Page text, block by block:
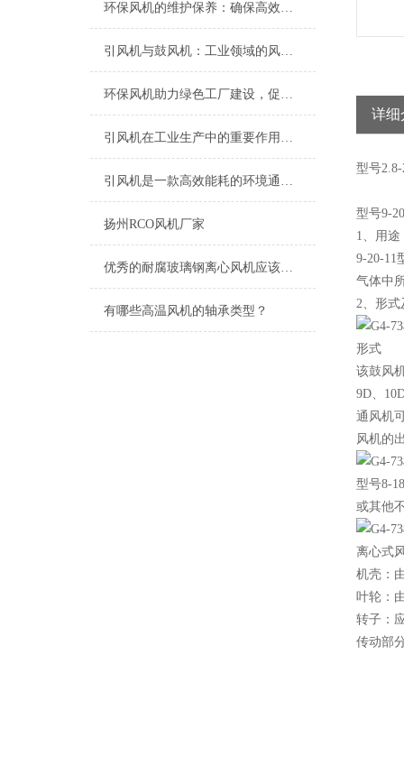
环保风机的维护保养：确保高效运行的关键
引风机与鼓风机：工业领域的风动双子星
环保风机助力绿色工厂建设，促进节能减排
引风机在工业生产中的重要作用及发展趋势
引风机是一款高效能耗的环境通风设备
扬州RCO风机厂家
优秀的耐腐玻璃钢离心风机应该具备以下特点
有哪些高温风机的轴承类型？
详细
型号2.8-
型号9-
1、用途
9-20-11
气体中
2、形式
形式
该鼓风
9D、
通风机
风机的
型号8-
或其他
离心式
机壳：
叶轮：
转子：
传动部